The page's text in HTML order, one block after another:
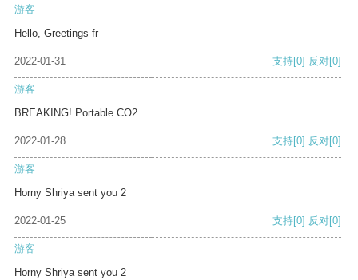
游客
Hello, Greetings fr
2022-01-31 支持[0] 反对[0]
游客
BREAKING! Portable CO2
2022-01-28 支持[0] 反对[0]
游客
Horny Shriya sent you 2
2022-01-25 支持[0] 反对[0]
游客
Horny Shriya sent you 2